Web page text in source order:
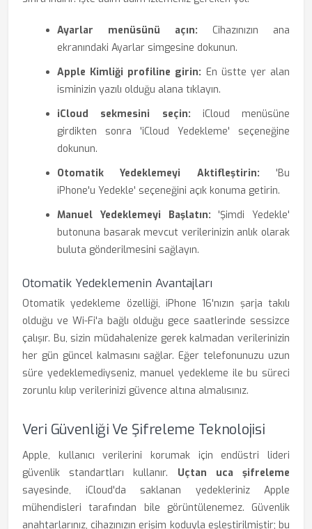
Ayarlar menüsünü açın: Cihazınızın ana
ekranındaki Ayarlar simgesine dokunun.
Apple Kimliği profiline girin: En üstte yer alan
isminizin yazılı olduğu alana tıklayın.
iCloud sekmesini seçin: iCloud menüsüne
girdikten sonra 'iCloud Yedekleme' seçeneğine
dokunun.
Otomatik Yedeklemeyi Aktifleştirin: 'Bu
iPhone'u Yedekle' seçeneğini açık konuma getirin.
Manuel Yedeklemeyi Başlatın: 'Şimdi Yedekle'
butonuna basarak mevcut verilerinizin anlık olarak
buluta gönderilmesini sağlayın.
Otomatik Yedeklemenin Avantajları
Otomatik yedekleme özelliği, iPhone 16'nızın şarja takılı
olduğu ve Wi-Fi'a bağlı olduğu gece saatlerinde sessizce
çalışır. Bu, sizin müdahalenize gerek kalmadan verilerinizin
her gün güncel kalmasını sağlar. Eğer telefonunuzu uzun
süre yedeklemediyseniz, manuel yedekleme ile bu süreci
zorunlu kılıp verilerinizi güvence altına almalısınız.
Veri Güvenliği Ve Şifreleme Teknolojisi
Apple, kullanıcı verilerini korumak için endüstri lideri
güvenlik standartları kullanır. Uçtan uca şifreleme
sayesinde, iCloud'da saklanan yedekleriniz Apple
mühendisleri tarafından bile görüntülenemez. Güvenlik
anahtarlarınız, cihazınızın erişim koduyla eşleştirilmiştir; bu